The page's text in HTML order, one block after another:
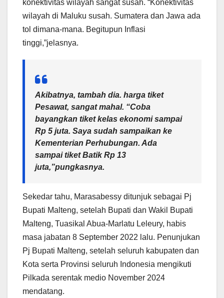
konektivitas wilayah sangat susah. “Konektivitas
wilayah di Maluku susah. Sumatera dan Jawa ada
tol dimana-mana. Begitupun Inflasi
tinggi,”jelasnya.
Akibatnya, tambah dia. harga tiket
Pesawat, sangat mahal. “Coba
bayangkan tiket kelas ekonomi sampai
Rp 5 juta. Saya sudah sampaikan ke
Kementerian Perhubungan. Ada
sampai tiket Batik Rp 13
juta,”pungkasnya.
Sekedar tahu, Marasabessy ditunjuk sebagai Pj
Bupati Malteng, setelah Bupati dan Wakil Bupati
Malteng, Tuasikal Abua-Marlatu Leleury, habis
masa jabatan 8 September 2022 lalu. Penunjukan
Pj Bupati Malteng, setelah seluruh kabupaten dan
Kota serta Provinsi seluruh Indonesia mengikuti
Pilkada serentak medio November 2024
mendatang.